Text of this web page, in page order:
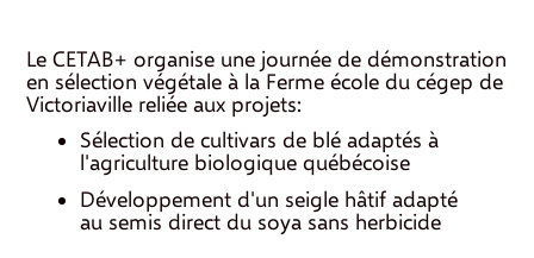
Le CETAB+ organise une journée de démonstration
en sélection végétale à la Ferme école du cégep de
Victoriaville reliée aux projets:
Sélection de cultivars de blé adaptés à
l'agriculture biologique québécoise
Développement d'un seigle hâtif adapté
au semis direct du soya sans herbicide